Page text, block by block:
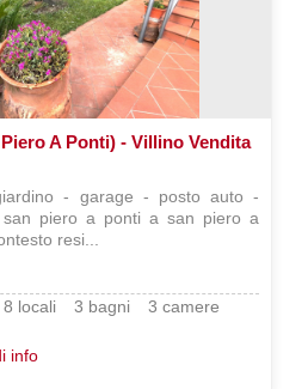
A Ponti) - Villino Vendita
- garage - posto auto -
san piero a ponti a san piero a
resi...
8 locali 3 bagni 3 camere
info